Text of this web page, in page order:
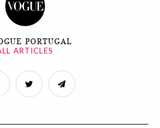
PORTUGAL
ARTICLES